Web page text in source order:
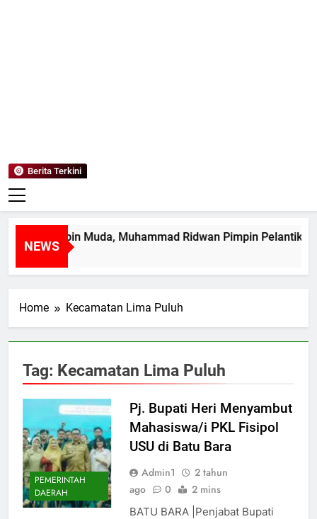
Berita Terkini
NEWS
Pemimpin Muda, Muhammad Ridwan Pimpin Pelantikan
Ago
Home Kecamatan Lima Puluh
Tag: Kecamatan Lima Puluh
PEMERINTAH
DAERAH
Pj. Bupati Heri Menyambut
Mahasiswa/i PKL Fisipol
USU di Batu Bara
Admin1
2 tahun
ago
0 2 mins
BATU BARA |Penjabat Bupati